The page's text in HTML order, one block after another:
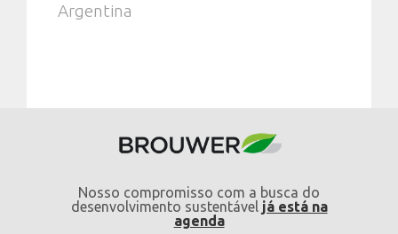
Argentina
Nosso compromisso com a busca do
desenvolvimento sustentável já está na
agenda